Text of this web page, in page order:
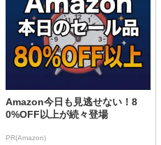
Amazon今日も見逃せない！8
0%OFF以上が続々登場
PR(Amazon)